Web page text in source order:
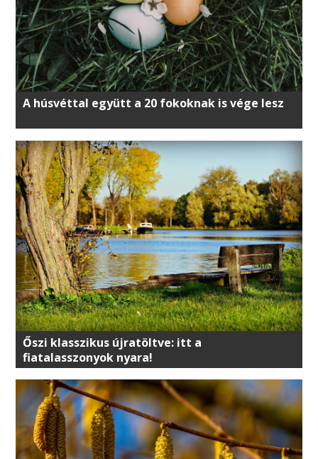
A húsvéttal együtt a 20 fokoknak is vége lesz
Őszi klasszikus újratöltve: itt a
fiatalasszonyok nyara!